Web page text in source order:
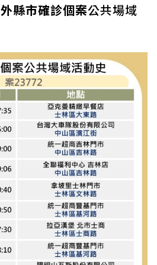
外縣市確診個案公共場域